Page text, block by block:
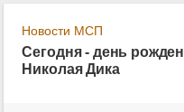
Новости МСП
Сегодня - день
Николая Дика